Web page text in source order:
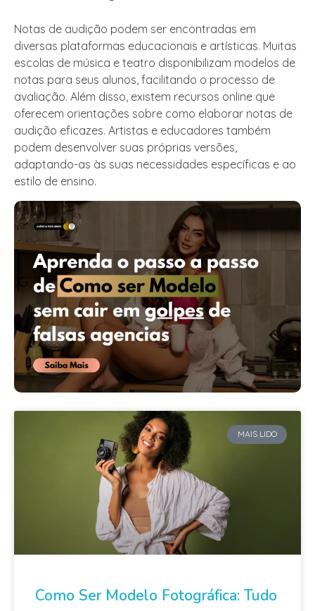
Notas de audição podem ser encontradas em
diversas plataformas educacionais e artísticas. Muitas
escolas de música e teatro disponibilizam modelos de
notas para seus alunos, facilitando o processo de
avaliação. Além disso, existem recursos online que
oferecem orientações sobre como elaborar notas de
audição eficazes. Artistas e educadores também
podem desenvolver suas próprias versões,
adaptando-as às suas necessidades específicas e ao
estilo de ensino.
MAIS LIDO
Como Ser Modelo Fotográfica: Tudo